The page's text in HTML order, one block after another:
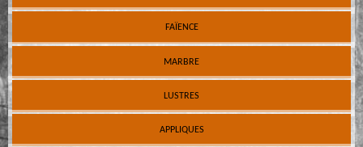
FAÏENCE
MARBRE
LUSTRES
APPLIQUES